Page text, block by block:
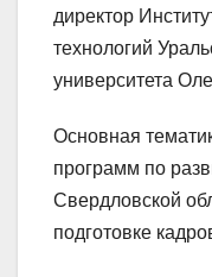
директор
технологий
университета
Основная
программ по
Свердловской
подготовке